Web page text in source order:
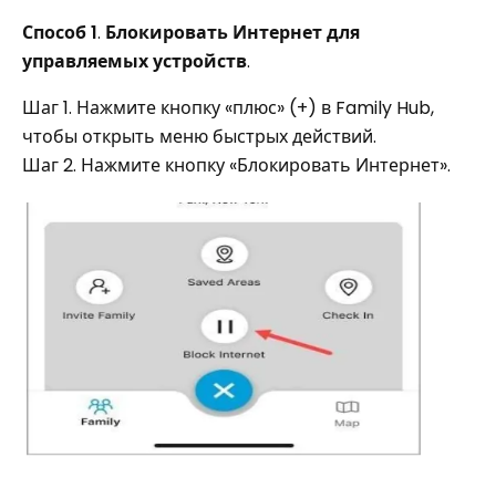
Способ 1. Блокировать Интернет для
управляемых устройств.
Шаг 1. Нажмите кнопку «плюс» (+) в Family Hub,
чтобы открыть меню быстрых действий.
Шаг 2. Нажмите кнопку «Блокировать Интернет».